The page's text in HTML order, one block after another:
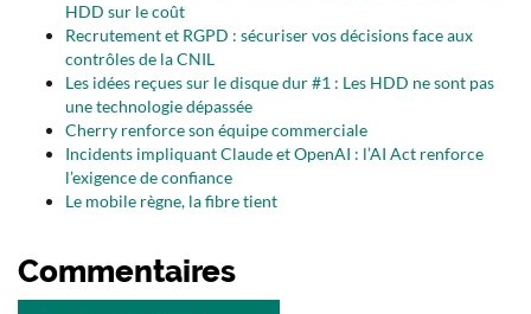
HDD sur le coût
Recrutement et RGPD : sécuriser vos décisions face aux
contrôles de la CNIL
Les idées reçues sur le disque dur #1 : Les HDD ne sont pas
une technologie dépassée
Cherry renforce son équipe commerciale
Incidents impliquant Claude et OpenAI : l’AI Act renforce
l’exigence de confiance
Le mobile règne, la fibre tient
Commentaires